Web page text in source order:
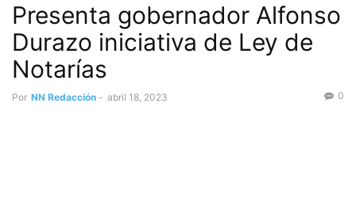
Presenta gobernador Alfonso
Durazo iniciativa de Ley de
Notarías
Por NN Redacción - abril 18, 2023 0